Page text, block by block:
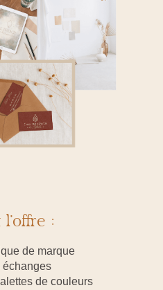
:
de marque
échanges
de couleurs